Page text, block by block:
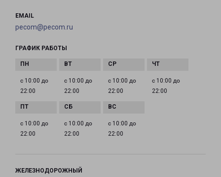
EMAIL
pecom@pecom.ru
ГРАФИК РАБОТЫ
с 10:00 до
22:00
с 10:00 до
22:00
с 10:00 до
22:00
с 10:00 до
22:00
с 10:00 до
22:00
с 10:00 до
22:00
с 10:00 до
22:00
ЖЕЛЕЗНОДОРОЖНЫЙ